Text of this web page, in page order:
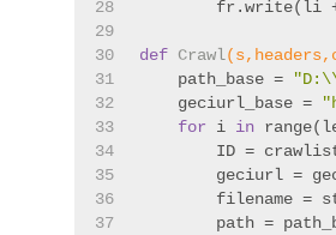
28
29
30
31
32
33
34
35
36
37
fr.write(li
def Crawl
    path_base =
    geciurl_base =
for i in
ID =
geciurl =
filename =
path =